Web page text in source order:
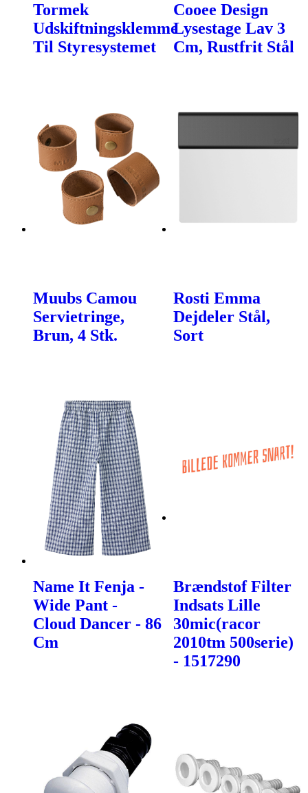
Tormek
Udskiftningsklemme
Til Styresystemet
Cooee Design
Lysestage Lav 3
Cm, Rustfrit Stål
Muubs Camou
Servietringe,
Brun, 4 Stk.
Rosti Emma
Dejdeler Stål,
Sort
Name It Fenja -
Wide Pant -
Cloud Dancer - 86
Cm
Brændstof Filter
Indsats Lille
30mic(racor
2010tm 500serie)
- 1517290